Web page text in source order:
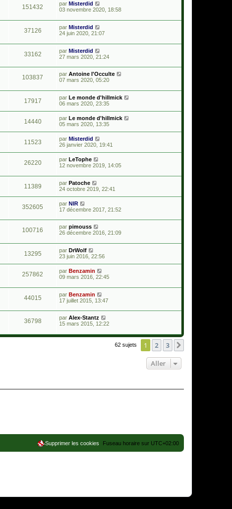
151432 par Misterdid
03 novembre 2020, 18:58
37126 par Misterdid
24 juin 2020, 21:07
33162 par Misterdid
27 mars 2020, 21:24
103837 par Antoine l'Occulte
07 mars 2020, 05:20
17917 par Le monde d'hillmick
06 mars 2020, 23:35
14440 par Le monde d'hillmick
05 mars 2020, 13:35
11523 par Misterdid
26 janvier 2020, 19:41
26220 par LeTophe
12 novembre 2019, 14:05
11389 par Patoche
24 octobre 2019, 22:41
352605 par NIR
17 décembre 2017, 21:52
100716 par pimouss
26 décembre 2016, 21:09
13295 par DrWolf
23 juin 2016, 22:56
257862 par Benzamin
09 mars 2016, 22:45
44015 par Benzamin
17 juillet 2015, 13:47
36798 par Alex-Stantz
15 mars 2015, 12:22
62 sujets 1 2 3
Aller
Fuseau horaire sur UTC+02:00
Supprimer les cookies